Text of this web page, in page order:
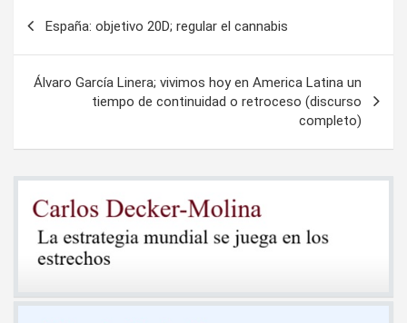
entradas
España: objetivo 20D; regular el cannabis
Álvaro García Linera; vivimos hoy en America Latina un
tiempo de continuidad o retroceso (discurso
completo)